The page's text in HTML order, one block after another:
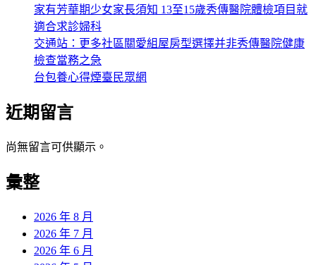
家有芳華期少女家長須知 13至15歲秀傳醫院體檢項目就
適合求診婦科
交通站：更多社區關愛組屋房型選擇并非秀傳醫院健康
檢查當務之急
台包養心得煙臺民眾網
近期留言
尚無留言可供顯示。
彙整
2026 年 8 月
2026 年 7 月
2026 年 6 月